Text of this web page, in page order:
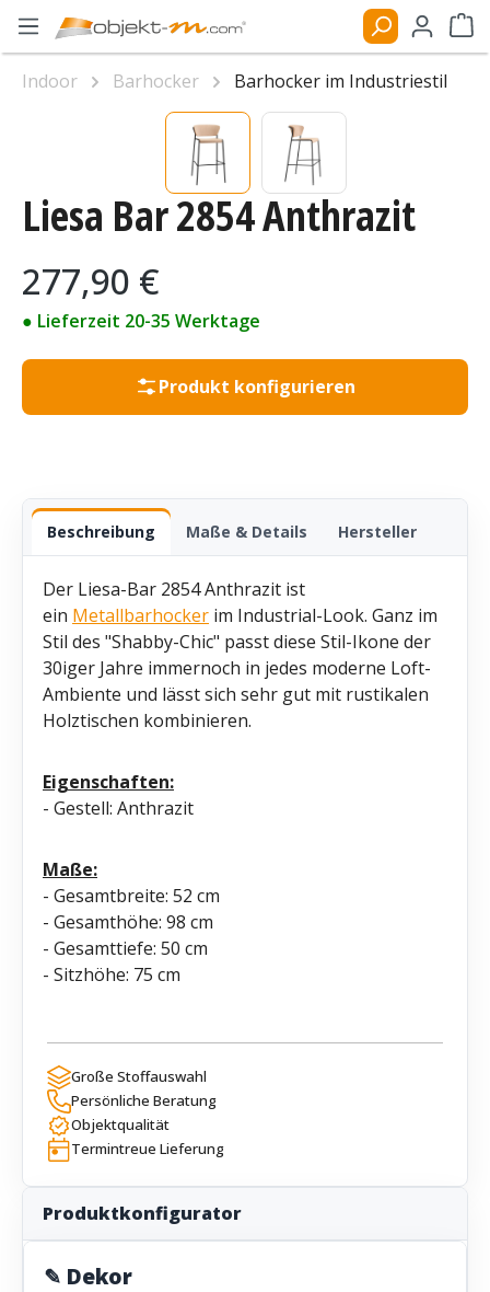
Zum Hauptinhalt springen
Liesa Bar 2854 Anthrazit
Regulärer Preis:
277,90 €
● Lieferzeit 20-35 Werktage
Produkt konfigurieren
Beschreibung Maße & Details Hersteller
Der Liesa-Bar 2854 Anthrazit ist
ein Metallbarhocker im Industrial-Look. Ganz im
Stil des "Shabby-Chic" passt diese Stil-Ikone der
30iger Jahre immernoch in jedes moderne Loft-
Ambiente und lässt sich sehr gut mit rustikalen
Holztischen kombinieren.
Eigenschaften:
- Gestell: Anthrazit
Maße:
- Gesamtbreite: 52 cm
- Gesamthöhe: 98 cm
- Gesamttiefe: 50 cm
- Sitzhöhe: 75 cm
Große Stoffauswahl
Persönliche Beratung
Objektqualität
Termintreue Lieferung
Produktkonfigurator
✎ Dekor
Indoor Barhocker
Barhocker im Industriestil
Bildergalerie überspringen